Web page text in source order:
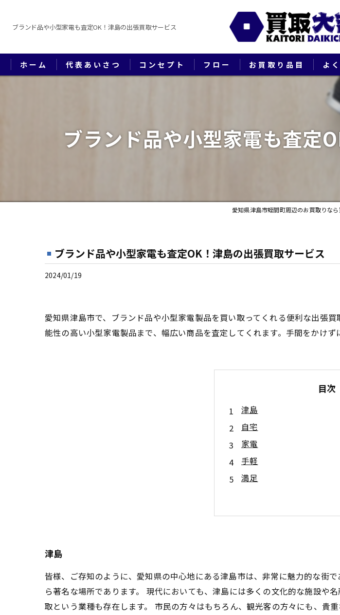
ブランド品や小型家電も査定OK！津島の出張買取サービス
ホーム 代表あいさつ コンセプト フロー お買取り品目 よ
ブランド品や小型家電も査定
愛知県津島市蛭間町周辺のお買取りな
ブランド品や小型家電も査定OK！津島の出張買取サービス
2024/01/19
愛知県津島市で、ブランド品や小型家電製品を買い取ってくれる便利な出張
能性の高い小型家電製品まで、幅広い商品を査定してくれます。手間をかけ
目次
津島
自宅
家電
手軽
満足
津島
皆様、ご存知のように、愛知県の中心地にある津島市は、非常に魅力的な街
ら著名な場所であります。 現代においても、津島には多くの文化的な施設や
取という業種も存在します。 市民の方々はもちろん、観光客の方々にも、貴